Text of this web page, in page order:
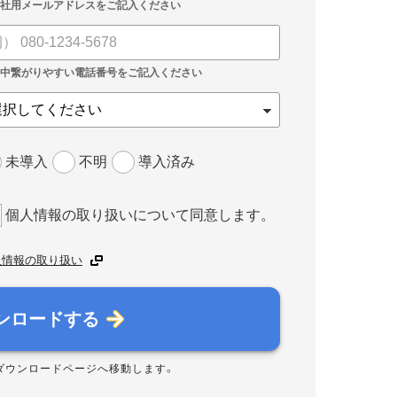
未導入 不明 導入済み
個人情報の取り扱いについて同意します。
報の取り扱い
ロードする
ウンロードページへ移動します。